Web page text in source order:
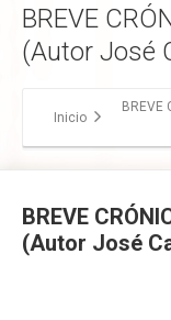
BREVE
(Autor José
Inicio
BREVE
BREVE
(Autor José